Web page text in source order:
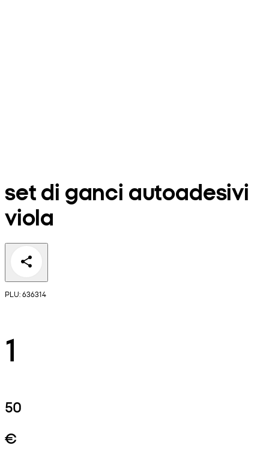
set di ganci autoadesivi
viola
PLU: 636314
1
50
€